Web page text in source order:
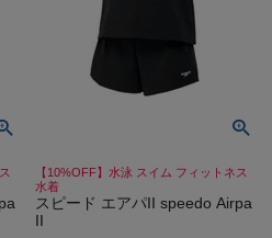
【10%OFF】水泳 スイム フィットネス
水着
スピード エアパII speedo Airpa
II